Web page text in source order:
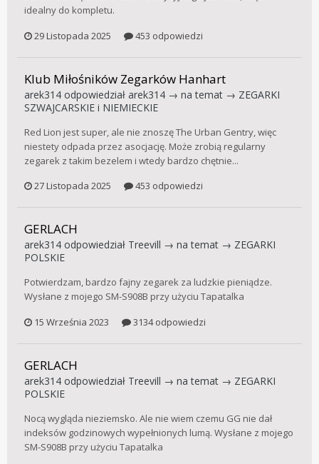
idealny do kompletu.
29 Listopada 2025
453 odpowiedzi
Klub Miłośników Zegarków Hanhart
arek314 odpowiedział arek314 → na temat → ZEGARKI
SZWAJCARSKIE i NIEMIECKIE
Red Lion jest super, ale nie znoszę The Urban Gentry, więc
niestety odpada przez asocjację. Może zrobią regularny
zegarek z takim bezelem i wtedy bardzo chętnie...
27 Listopada 2025
453 odpowiedzi
GERLACH
arek314 odpowiedział Treevill → na temat → ZEGARKI
POLSKIE
Potwierdzam, bardzo fajny zegarek za ludzkie pieniądze.
Wysłane z mojego SM-S908B przy użyciu Tapatalka
15 Września 2023
3134 odpowiedzi
GERLACH
arek314 odpowiedział Treevill → na temat → ZEGARKI
POLSKIE
Nocą wygląda nieziemsko. Ale nie wiem czemu GG nie dał
indeksów godzinowych wypełnionych lumą. Wysłane z mojego
SM-S908B przy użyciu Tapatalka